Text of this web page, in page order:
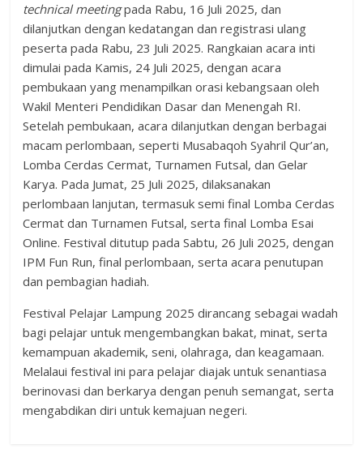
technical meetingpada Rabu, 16 Juli 2025, dan
dilanjutkan dengan kedatangan dan registrasi ulang
peserta pada Rabu, 23 Juli 2025. Rangkaian acara inti
dimulai pada Kamis, 24 Juli 2025, dengan acara
pembukaan yang menampilkan orasi kebangsaan oleh
Wakil Menteri Pendidikan Dasar dan Menengah RI.
Setelah pembukaan, acara dilanjutkan dengan berbagai
macam perlombaan, seperti Musabaqoh Syahril Qur’an,
Lomba Cerdas Cermat, Turnamen Futsal, dan Gelar
Karya. Pada Jumat, 25 Juli 2025, dilaksanakan
perlombaan lanjutan, termasuk semi final Lomba Cerdas
Cermat dan Turnamen Futsal, serta final Lomba Esai
Online. Festival ditutup pada Sabtu, 26 Juli 2025, dengan
IPM Fun Run, final perlombaan, serta acara penutupan
dan pembagian hadiah.
Festival Pelajar Lampung 2025 dirancang sebagai wadah
bagi pelajar untuk mengembangkan bakat, minat, serta
kemampuan akademik, seni, olahraga, dan keagamaan.
Melalaui festival ini para pelajar diajak untuk senantiasa
berinovasi dan berkarya dengan penuh semangat, serta
mengabdikan diri untuk kemajuan negeri.